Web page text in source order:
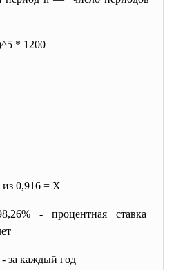
* 1200
из 0,916 = Х
- процентная ставка
за каждый год